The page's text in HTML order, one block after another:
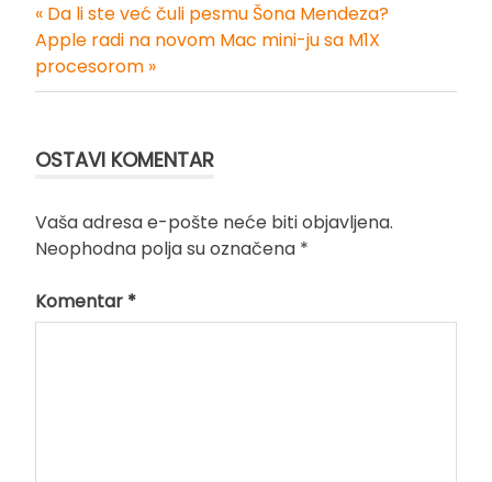
Kretanje
članka
« Da li ste već čuli pesmu Šona Mendeza?
Apple radi na novom Mac mini-ju sa M1X
procesorom »
OSTAVI KOMENTAR
Vaša adresa e-pošte neće biti objavljena.
Neophodna polja su označena *
Komentar *